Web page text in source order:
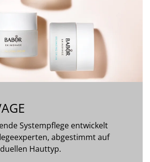
Systempflege entwickelt
abgestimmt auf
Hauttyp.